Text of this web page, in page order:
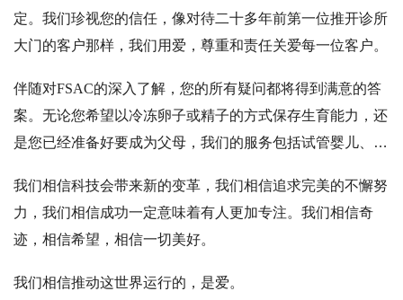
定。我们珍视您的信任，像对待二十多年前第一位推开诊所
大门的客户那样，我们用爱，尊重和责任关爱每一位客户。
伴随对FSAC的深入了解，您的所有疑问都将得到满意的答
案。无论您希望以冷冻卵子或精子的方式保存生育能力，还
是您已经准备好要成为父母，我们的服务包括试管婴儿 、第
这段充满挑战的旅程更加从容。
我们相信科技会带来新的变革，我们相信追求完美的不懈努
力，我们相信成功一定意味着有人更加专注。我们相信奇
迹，相信希望，相信一切美好。
我们相信推动这世界运行的，是爱。